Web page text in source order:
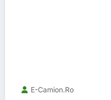
E-Camion.ro